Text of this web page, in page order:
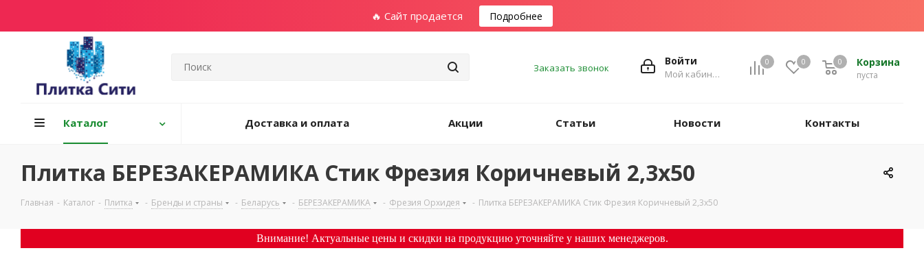
🔥 Сайт продается Подробнее
0 0 Корзина
пуста
0
Войти
Мой кабинет
Заказать звонок
Каталог Доставка и оплата Акции Статьи Новости Контакты
Плитка БЕРЕЗАКЕРАМИКА Стик Фрезия Коричневый 2,3х50
Главная - Каталог - Плитка - Бренды и страны - Беларусь - БЕРЕЗАКЕРАМИКА - Фрезия Орхидея - Плитка БЕРЕЗАКЕРАМИКА Стик Фрезия Коричневый 2,3х50
Внимание! Актуальные цены и скидки на продукцию уточняйте у наших менеджеров.